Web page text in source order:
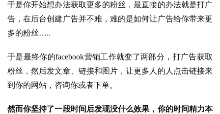
于是你开始想办法获取更多的粉丝，最直接的办法就是打广
告，在后台创建广告并不难，难的是如何让广告给你带来更
多的粉丝…..
于是最终你的facebook营销工作就变了两部分，打广告获取
粉丝，然后发文章、链接和图片，让更多人的人点击链接来
到你的网站，咨询你或者下单。
然而你坚持了一段时间后发现没什么效果，你的时间精力本